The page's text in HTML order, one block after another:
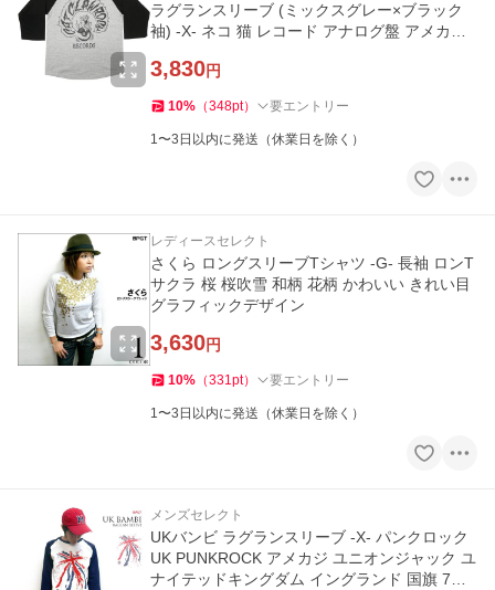
ラグランスリーブ (ミックスグレー×ブラック
袖) -X- ネコ 猫 レコード アナログ盤 アメカジ
3,830円
10% （348pt） 要エントリー
1〜3日以内に発送（休業日を除く）
レディースセレクト
さくら ロングスリーブTシャツ -G- 長袖 ロンT
サクラ 桜 桜吹雪 和柄 花柄 かわいい きれい目
グラフィックデザイン
3,630円
10% （331pt） 要エントリー
1〜3日以内に発送（休業日を除く）
メンズセレクト
UKバンビ ラグランスリーブ -X- パンクロック
UK PUNKROCK アメカジ ユニオンジャック ユ
ナイテッドキングダム イングランド 国旗 7分